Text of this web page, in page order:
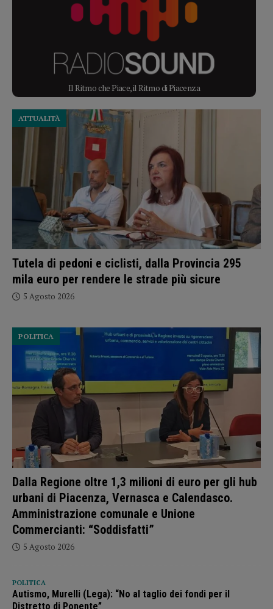
Il Ritmo che Piace, il Ritmo di Piacenza
Tutela di pedoni e ciclisti, dalla Provincia 295
mila euro per rendere le strade più sicure
ATTUALITÀ
5 Agosto 2026
Dalla Regione oltre 1,3 milioni di euro per gli hub
urbani di Piacenza, Vernasca e Calendasco.
Amministrazione comunale e Unione
Commercianti: “Soddisfatti”
POLITICA
5 Agosto 2026
POLITICA
Autismo, Murelli (Lega): “No al taglio dei fondi per il
Distretto di Ponente”